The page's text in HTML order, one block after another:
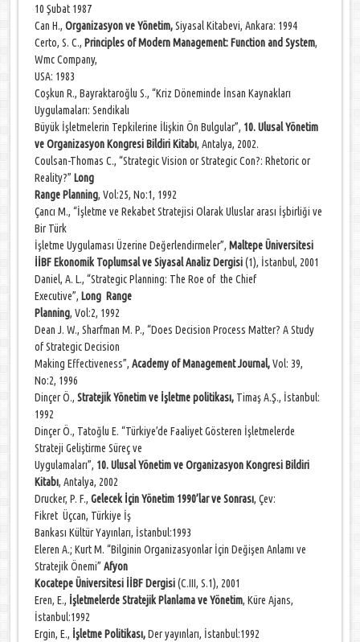
10 Şubat 1987
Can H.,Organizasyon ve Yönetim,Siyasal Kitabevi, Ankara: 1994
Certo, S. C.,Principles of Modern Management: Function and System,
Wmc Company,
USA: 1983
Coşkun R., Bayraktaroğlu S., “Kriz Döneminde İnsan Kaynakları
Uygulamaları: Sendikalı
Büyük İşletmelerin Tepkilerine İlişkin Ön Bulgular”, 10. Ulusal Yönetim
ve Organizasyon Kongresi Bildiri Kitabı, Antalya, 2002.
Coulsan-Thomas C., “Strategic Vision or Strategic Con?: Rhetoric or
Reality?” Long
Range Planning, Vol:25, No:1, 1992
Çancı M., “İşletme ve Rekabet Stratejisi Olarak Uluslar arası İşbirliği ve
Bir Türk
İşletme Uygulaması Üzerine Değerlendirmeler”,Maltepe Üniversitesi
İİBF Ekonomik Toplumsal ve Siyasal Analiz Dergisi(1), İstanbul, 2001
Daniel, A. L., “Strategic Planning: The Roe of the Chief
Executive”, Long Range
Planning, Vol:2, 1992
Dean J. W., Sharfman M. P., “Does Decision Process Matter? A Study
of Strategic Decision
Making Effectiveness”,Academy of Management Journal,Vol: 39,
No:2, 1996
Dinçer Ö.,Stratejik Yönetim ve İşletme politikası, Timaş A.Ş., İstanbul:
1992
Dinçer Ö., Tatoğlu E. “Türkiye’de Faaliyet Gösteren İşletmelerde
Strateji Geliştirme Süreç ve
Uygulamaları”, 10. Ulusal Yönetim ve Organizasyon Kongresi Bildiri
Kitabı, Antalya, 2002
Drucker, P. F.,Gelecek İçin Yönetim 1990’lar ve Sonrası, Çev:
Fikret Üçcan, Türkiye İş
Bankası Kültür Yayınları, İstanbul:1993
Eleren A.; Kurt M. “Bilginin Organizasyonlar İçin Değişen Anlamı ve
Stratejik Önemi”Afyon
Kocatepe Üniversitesi İİBF Dergisi(C.III, S.1), 2001
Eren, E., İşletmelerde Stratejik Planlama ve Yönetim, Küre Ajans,
İstanbul:1992
Ergin, E., İşletme Politikası,Der yayınları, İstanbul:1992